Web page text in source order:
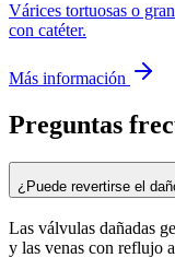
Várices tortuosas o
con catéter.
Más información
Preguntas
¿Puede revertirse el
Las válvulas dañadas
y las venas con reflujo